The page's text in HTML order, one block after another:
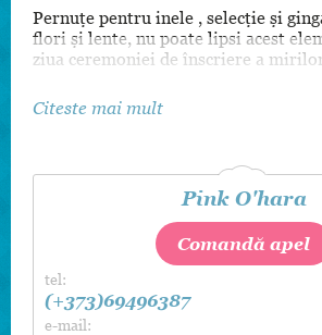
Pernuţe pentru inele , selecţie şi
flori şi lente, nu poate lipsi acest
ziua ceremoniei de înscriere a
Citeste mai mult
Pink O'hara
Comandă apel
tel:
(+373)69496387
e-mail: